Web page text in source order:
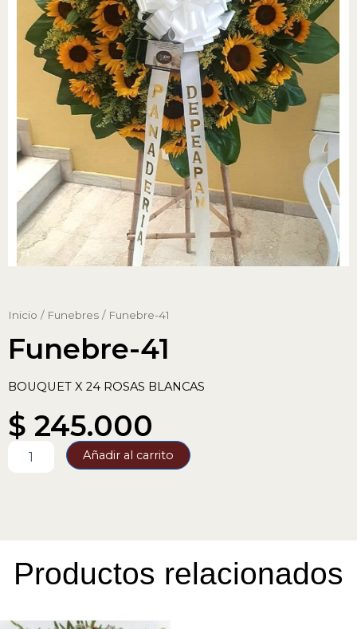
Inicio / Funebres / Funebre-41
Funebre-41
BOUQUET X 24 ROSAS BLANCAS
$ 245.000
Añadir al carrito
Productos relacionados